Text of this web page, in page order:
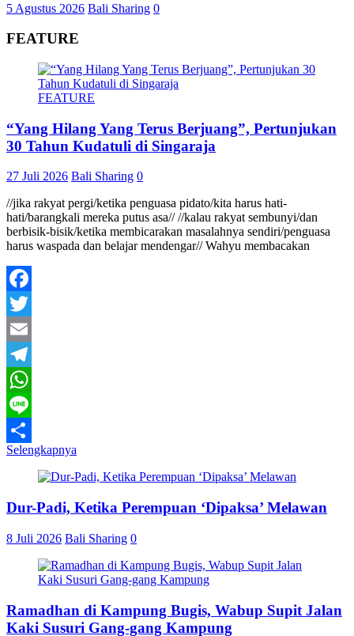
5 Agustus 2026 Bali Sharing 0
FEATURE
FEATURE
“Yang Hilang Yang Terus Berjuang”, Pertunjukan
30 Tahun Kudatuli di Singaraja
27 Juli 2026 Bali Sharing 0
//jika rakyat pergi/ketika penguasa pidato/kita harus hati-
hati/barangkali mereka putus asa// //kalau rakyat sembunyi/dan
berbisik-bisik/ketika membicarakan masalahnya sendiri/penguasa
harus waspada dan belajar mendengar// Wahyu membacakan
Facebook
Twitter
Email
Telegram
WhatsApp
Line
Share
Selengkapnya
Dur-Padi, Ketika Perempuan ‘Dipaksa’ Melawan
8 Juli 2026 Bali Sharing 0
Ramadhan di Kampung Bugis, Wabup Supit Jalan
Kaki Susuri Gang-gang Kampung